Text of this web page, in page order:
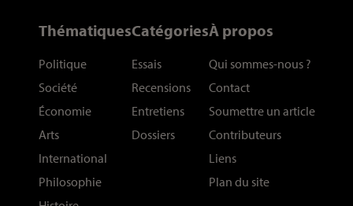
Thématiques
Politique
Société
Économie
Arts
International
Philosophie
Catégories
Essais
Recensions
Entretiens
Dossiers
À propos
Qui sommes-nous ?
Contact
Soumettre un article
Contributeurs
Liens
Plan du site